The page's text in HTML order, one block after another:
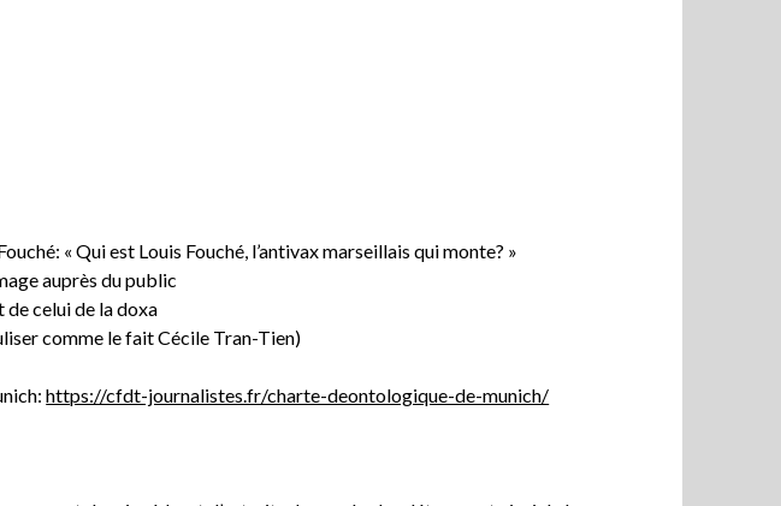
« Qui est Louis Fouché, l’antivax marseillais qui monte? »
auprès du public
de celui de la doxa
comme le fait Cécile Tran-Tien)
https://cfdt-journalistes.fr/charte-deontologique-de-munich/